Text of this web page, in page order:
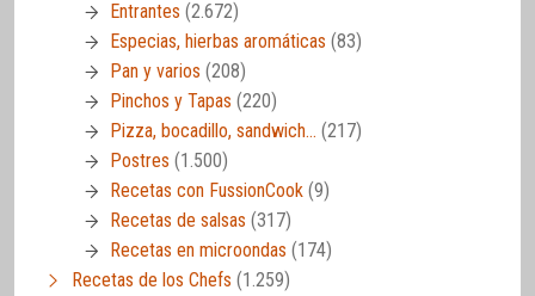
Entrantes (2.672)
Especias, hierbas aromáticas (83)
Pan y varios (208)
Pinchos y Tapas (220)
Pizza, bocadillo, sandwich… (217)
Postres (1.500)
Recetas con FussionCook (9)
Recetas de salsas (317)
Recetas en microondas (174)
Recetas de los Chefs (1.259)